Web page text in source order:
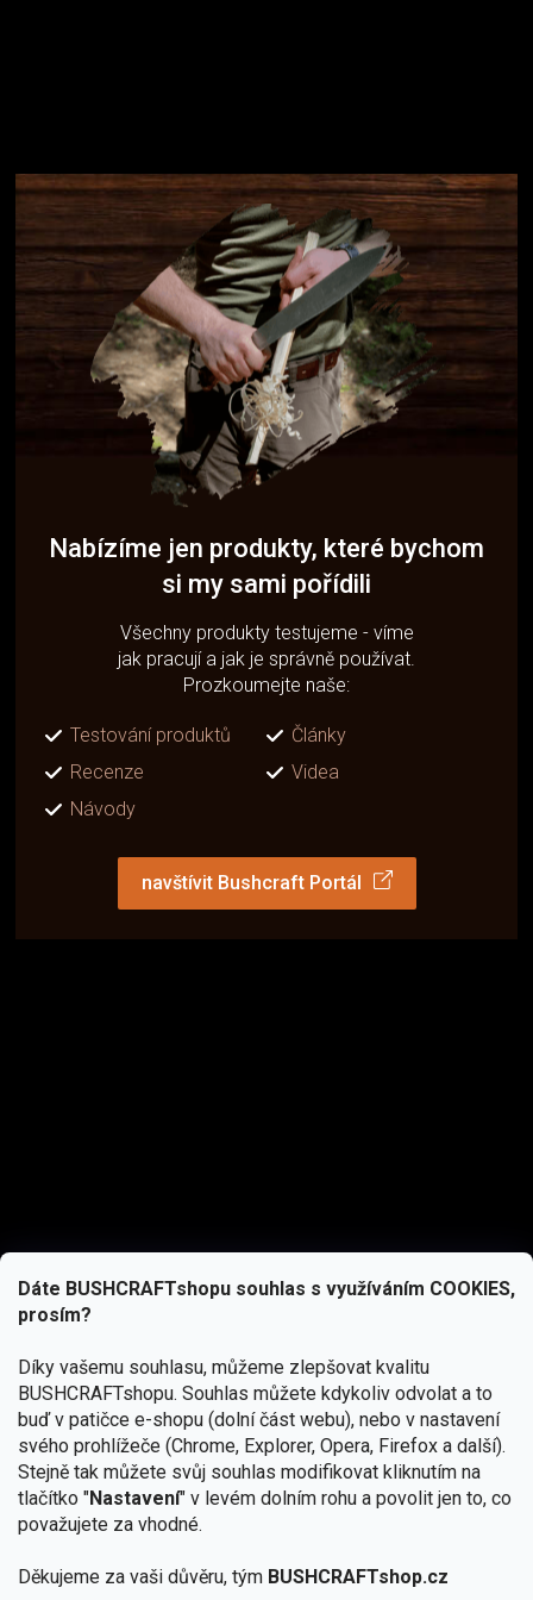
Dáte BUSHCRAFTshopu souhlas s využíváním COOKIES,
prosím?
Díky vašemu souhlasu, můžeme zlepšovat kvalitu
BUSHCRAFTshopu. Souhlas můžete kdykoliv odvolat a to
buď v patičce e-shopu (dolní část webu), nebo v nastavení
svého prohlížeče (Chrome, Explorer, Opera, Firefox a další).
Stejně tak můžete svůj souhlas modifikovat kliknutím na
tlačítko "Nastavení" v levém dolním rohu a povolit jen to, co
považujete za vhodné.
Děkujeme za vaši důvěru, tým BUSHCRAFTshop.cz
Nabízíme jen produkty, které bychom
si my sami pořídili
Všechny produkty testujeme - víme
jak pracují a jak je správně používat.
Prozkoumejte naše:
Testování produktů
Články
Recenze
Videa
Návody
navštívit Bushcraft Portál
podmínkami ochrany osobních údajů